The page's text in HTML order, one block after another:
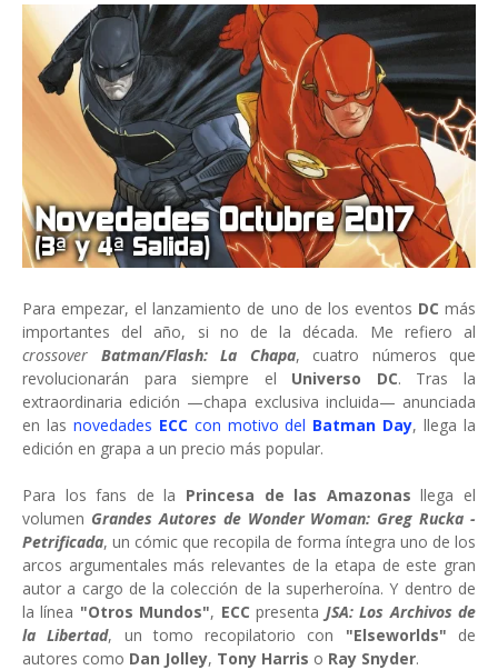
Para empezar, el lanzamiento de uno de los eventos DCmás
importantes del año, si no de la década. Me refiero al
crossover Batman/Flash: La Chapa, cuatro números que
revolucionarán para siempre el Universo DC. Tras la
extraordinaria edición —chapa exclusiva incluida— anunciada
en las novedades ECC con motivo del Batman Day, llega la
edición en grapa a un precio más popular.
Para los fans de la Princesa de las Amazonas llega el
volumen Grandes Autores de Wonder Woman: Greg Rucka -
Petrificada, un cómic que recopila de forma íntegra uno de los
arcos argumentales más relevantes de la etapa de este gran
autor a cargo de la colección de la superheroína. Y dentro de
la línea "Otros Mundos", ECCpresenta JSA: Los Archivos de
la Libertad, un tomo recopilatorio con "Elseworlds" de
autores como Dan Jolley, Tony Harris o Ray Snyder.